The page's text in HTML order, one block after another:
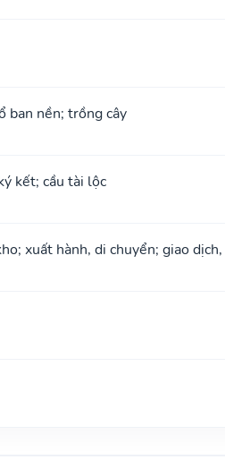
ban nền; trồng cây
kết; cầu tài lộc
xuất hành, di chuyển; giao